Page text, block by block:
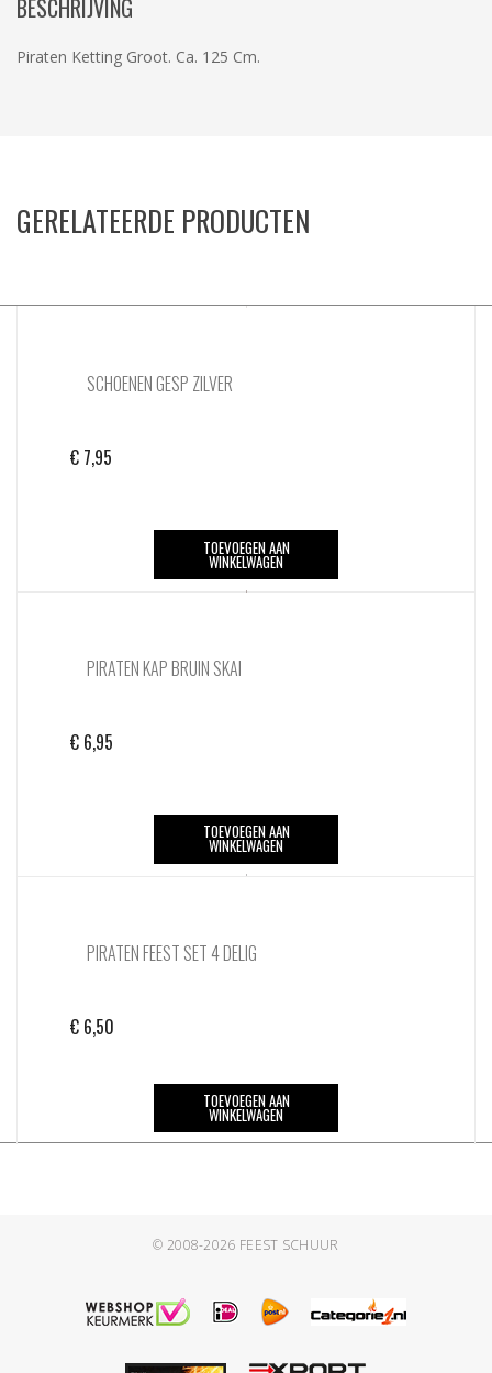
BESCHRIJVING
Piraten Ketting Groot. Ca. 125 Cm.
GERELATEERDE PRODUCTEN
SCHOENEN GESP ZILVER
€ 7,95
TOEVOEGEN AAN
WINKELWAGEN
PIRATEN KAP BRUIN SKAI
€ 6,95
TOEVOEGEN AAN
WINKELWAGEN
PIRATEN FEEST SET 4 DELIG
€ 6,50
TOEVOEGEN AAN
WINKELWAGEN
© 2008-2026 FEEST SCHUUR